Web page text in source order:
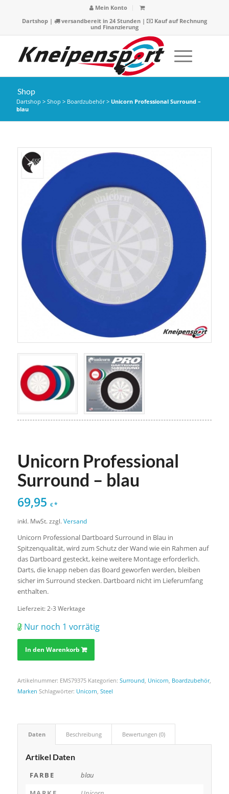
Mein Konto
Dartshop| versandbereit in 24 Stunden |
Kauf auf Rechnung
und Finanzierung
Shop
Dartshop > Shop > Boardzubehör> Unicorn Professional Surround –
blau
Unicorn Professional
Surround – blau
69,95 €*
inkl. MwSt. zzgl.Versand
Unicorn Professional Dartboard Surround in Blau in
Spitzenqualität, wird zum Schutz der Wand wie ein Rahmen auf
das Dartboard gesteckt, keine weitere Montage erforderlich.
Darts, die knapp neben das Board geworfen werden, bleiben
sicher im Surround stecken. Dartboard nicht im Lieferumfang
enthalten.
Lieferzeit: 2-3 Werktage
Nur noch 1 vorrätig
In den Warenkorb
Artikelnummer: EMS79375 Kategorien: Surround, Unicorn, Boardzubehör,
Marken Schlagwörter: Unicorn, Steel
Daten Beschreibung Bewertungen (0)
Artikel Daten
FARBE
blau